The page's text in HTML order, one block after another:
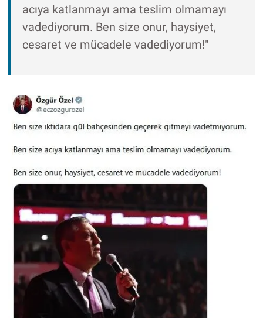
acıya katlanmayı ama teslim olmamayı
vadediyorum. Ben size onur, haysiyet,
cesaret ve mücadele vadediyorum!"